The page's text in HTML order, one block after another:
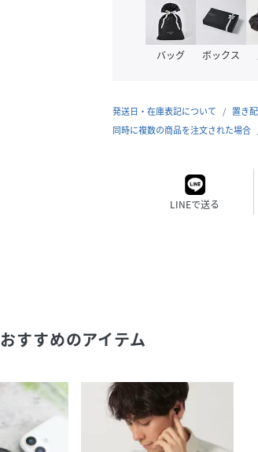
バッグ ボックス
発送日・在庫表記について 置き
同時に複数の商品を注文された場合
LINEで送る
おすすめのアイテム